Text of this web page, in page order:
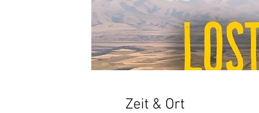
Zeit & Ort